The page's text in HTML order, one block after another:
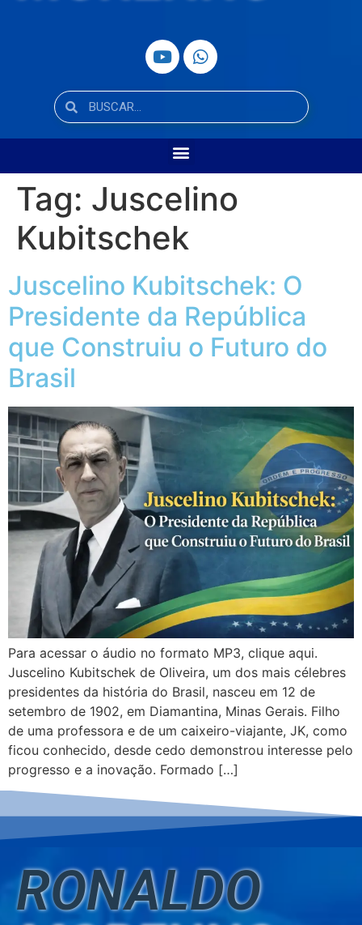
Tag: Juscelino
Kubitschek
Juscelino Kubitschek: O
Presidente da República
que Construiu o Futuro do
Brasil
Para acessar o áudio no formato MP3, clique aqui.
Juscelino Kubitschek de Oliveira, um dos mais célebres
presidentes da história do Brasil, nasceu em 12 de
setembro de 1902, em Diamantina, Minas Gerais. Filho
de uma professora e de um caixeiro-viajante, JK, como
ficou conhecido, desde cedo demonstrou interesse pelo
progresso e a inovação. Formado […]
RONALDO